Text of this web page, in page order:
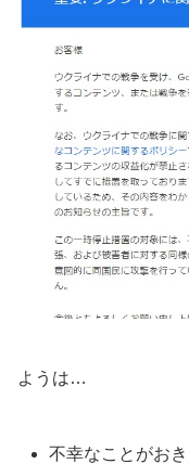
ようは…
不幸なことがお